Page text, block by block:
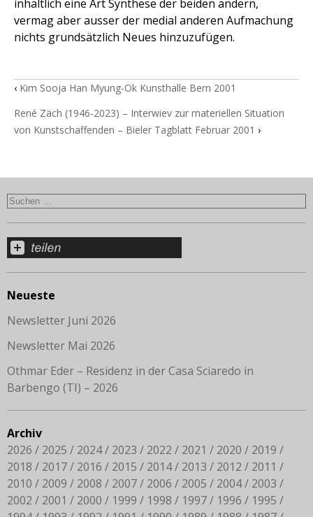
inhaltlich eine Art Synthese der beiden andern,
vermag aber ausser der medial anderen Aufmachung
nichts grundsätzlich Neues hinzuzufügen.
‹ Kim Sooja Han Myung-Ok Kunsthalle Bern 2001
René Zäch (1946-2023) – Interwiev zur materiellen Situation
von Kunstschaffenden – Bieler Tagblatt Februar 2001 ›
Neueste
Newsletter Juni 2026
Newsletter Mai 2026
Othmar Eder – Residenz in der Casa Sciaredo in
Barbengo (TI) – 2026
Archiv
2026
2025 2024 2023 2022 2021 2020
2019
2018
2017 2016 2015 2014 2013 2012
2011
2010
2009 2008 2007 2006 2005 2004
2003
2002
2001 2000 1999 1998 1997 1996
1995